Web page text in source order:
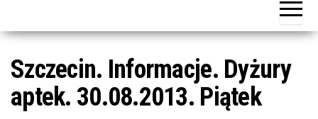
a
w
Szczecin. Informacje. Dyżury
aptek. 30.08.2013. Piątek